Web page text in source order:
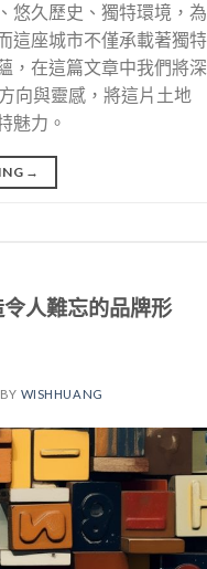
悠久歷史、獨特環境，為
這座城市不僅承載著獨特
，在這篇文章中我們將深
向與靈感，將這片土地
魅力。
→
人難忘的品牌形
BY WISHHUANG